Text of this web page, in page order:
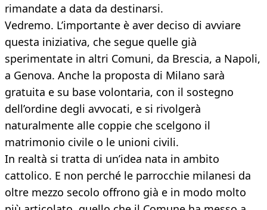
rimandate a data da destinarsi.
Vedremo. L’importante è aver deciso di avviare
questa iniziativa, che segue quelle già
sperimentate in altri Comuni, da Brescia, a Napoli,
a Genova. Anche la proposta di Milano sarà
gratuita e su base volontaria, con il sostegno
dell’ordine degli avvocati, e si rivolgerà
naturalmente alle coppie che scelgono il
matrimonio civile o le unioni civili.
In realtà si tratta di un’idea nata in ambito
cattolico. E non perché le parrocchie milanesi da
oltre mezzo secolo offrono già e in modo molto